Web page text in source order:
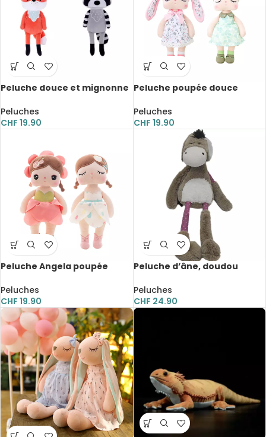
Peluche douce et mignonne
Peluches
CHF 19.90
Peluche poupée douce
Peluches
CHF 19.90
Peluche Angela poupée
33 cm
Peluches
CHF 19.90
Peluche d’âne, doudou
Peluches
CHF 24.90